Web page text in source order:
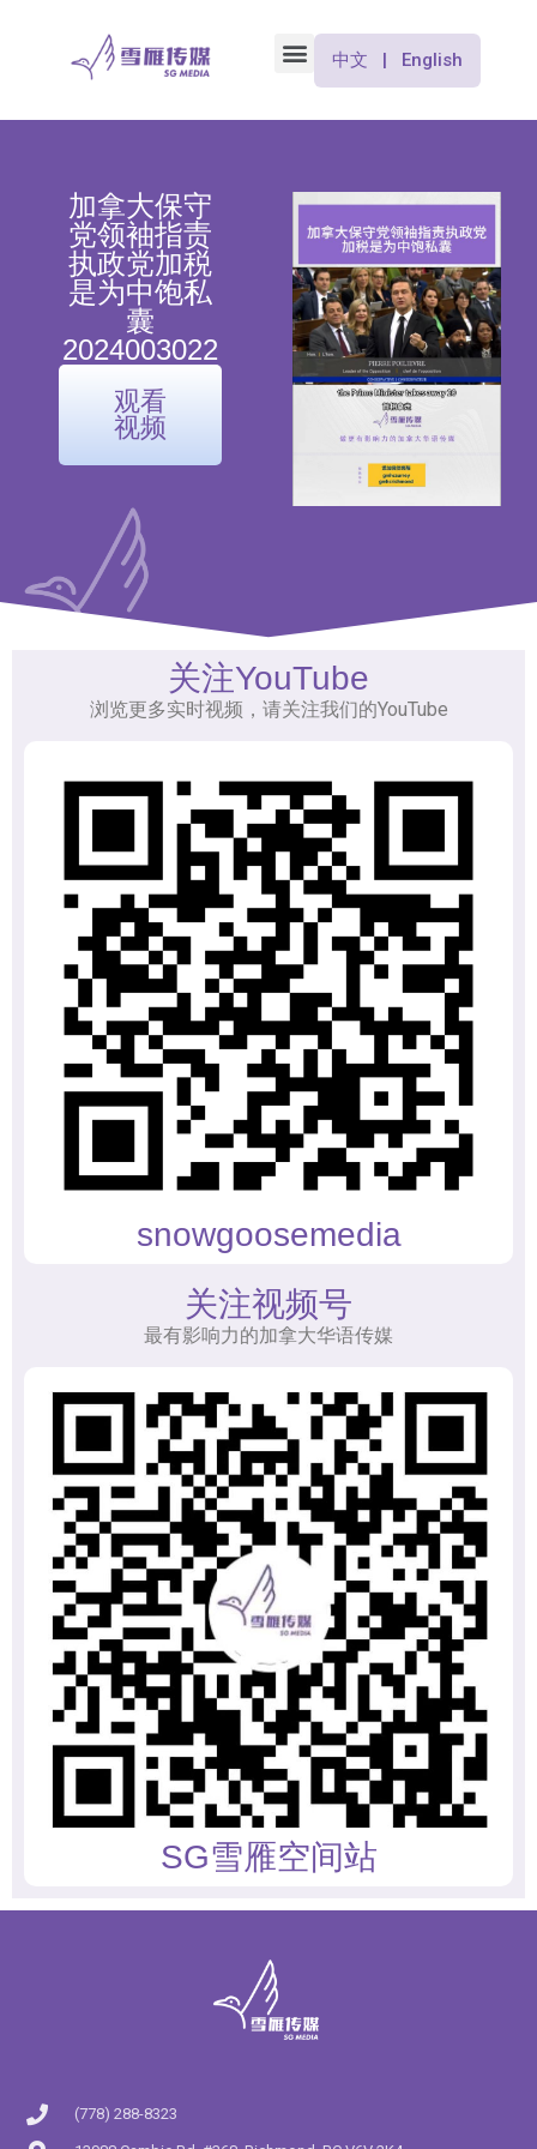
中文 | English
加拿大保守
党领袖指责
执政党加税
是为中饱私
囊
2024003022
观看
视频
关注YouTube
浏览更多实时视频，请关注我们的YouTube
snowgoosemedia
关注视频号
最有影响力的加拿大华语传媒
SG雪雁空间站
(778) 288-8323